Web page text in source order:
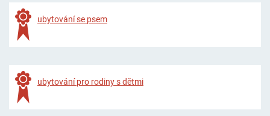
ubytování se psem
ubytování pro rodiny s dětmi